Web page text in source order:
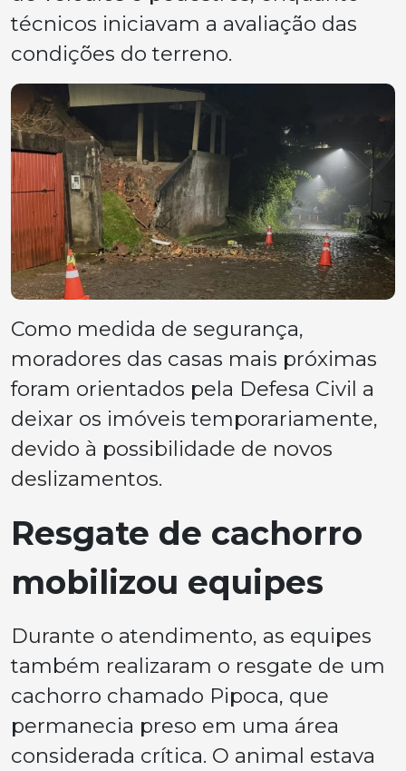
técnicos iniciavam a avaliação das
condições do terreno.
Como medida de segurança,
moradores das casas mais próximas
foram orientados pela Defesa Civil a
deixar os imóveis temporariamente,
devido à possibilidade de novos
deslizamentos.
Resgate de cachorro
mobilizou equipes
Durante o atendimento, as equipes
também realizaram o resgate de um
cachorro chamado Pipoca, que
permanecia preso em uma área
considerada crítica. O animal estava